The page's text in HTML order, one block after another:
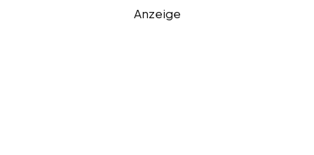
Anzeige